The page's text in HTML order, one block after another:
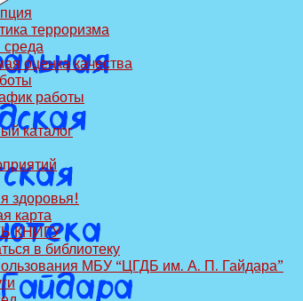
терроризма
среда
оценка качества
работы
каталог
здоровья!
карта
КНИГУ
в библиотеку
МБУ “ЦГДБ им. А. П. Гайдара”